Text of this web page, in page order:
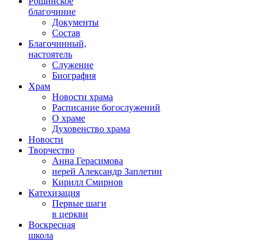
благочиние
Документы
Состав
Благочинный,
настоятель
Служение
Биография
Храм
Новости храма
Расписание богослужений
О храме
Духовенство храма
Новости
Творчество
Анна Герасимова
иерей Александр Заплетин
Кирилл Смирнов
Катехизация
Первые шаги
в церкви
Воскресная
школа